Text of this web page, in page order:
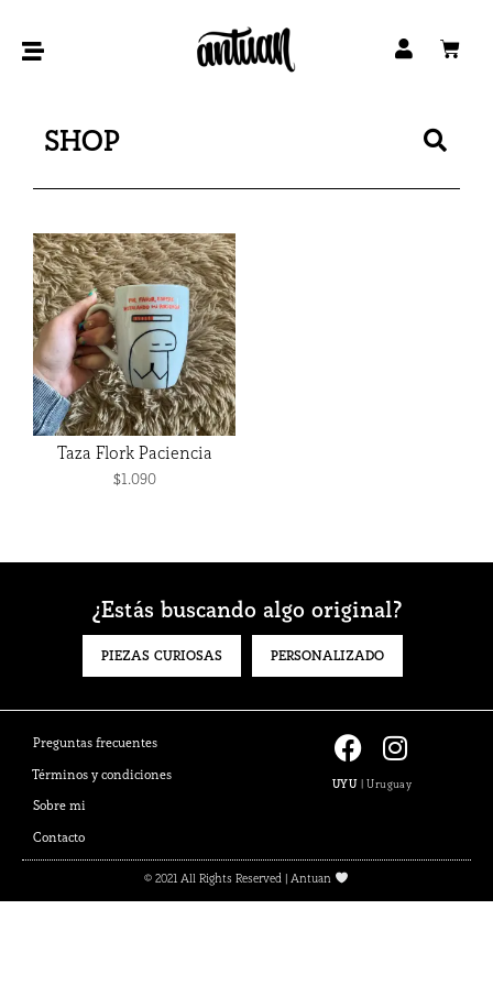
contenido
SHOP
Taza Flork Paciencia
$1.090
¿Estás buscando algo original?
PIEZAS CURIOSAS PERSONALIZADO
Preguntas frecuentes
Términos y condiciones
Sobre mi
Contacto
F
a
b
o
o
I
n
a
r
UYU|Uruguay
© 2021 All Rights Reserved | Antuan